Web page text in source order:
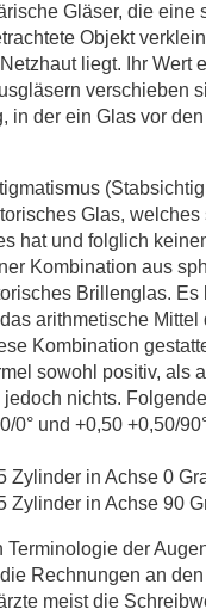
Gläser, die
Objekt
liegt. Ihr Wert
verschieben
in der ein Glas vor
Glas,
hat und folglich
Kombination aus
Brillenglas.
arithmetische
Kombination
sowohl positiv, als
nichts.
0° und +0,50 +0,50/
Zylinder in Achse 0
Zylinder in Achse 90
der
Rechnungen an
meist die